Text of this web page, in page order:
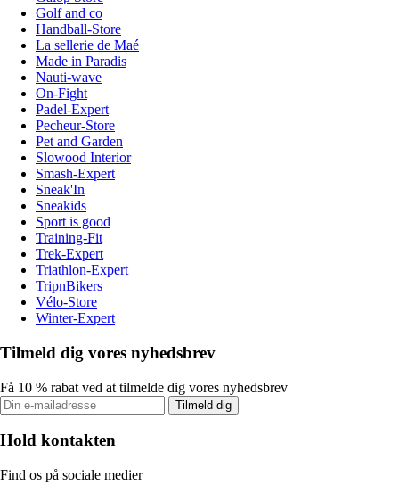
Golf and co
Handball-Store
La sellerie de Maé
Made in Paradis
Nauti-wave
On-Fight
Padel-Expert
Pecheur-Store
Pet and Garden
Slowood Interior
Smash-Expert
Sneak'In
Sneakids
Sport is good
Training-Fit
Trek-Expert
Triathlon-Expert
TripnBikers
Vélo-Store
Winter-Expert
Tilmeld dig vores nyhedsbrev
Få 10 % rabat ved at tilmelde dig vores nyhedsbrev
Tilmeld dig
Hold kontakten
Find os på sociale medier